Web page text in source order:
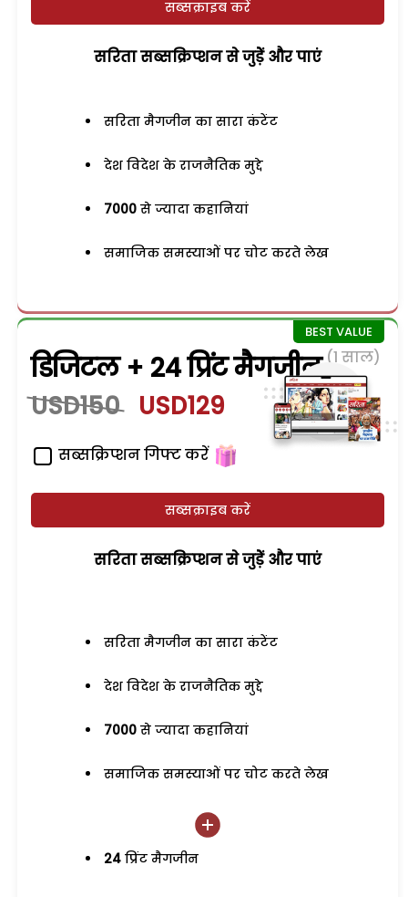
सब्सक्राइब करें
सरिता सब्सक्रिप्शन से जुड़ेें और पाएं
सरिता मैगजीन का सारा कंटेंट
देश विदेश के राजनैतिक मुद्दे
7000 से ज्यादा कहानियां
समाजिक समस्याओं पर चोट करते लेख
डिजिटल + 24 प्रिंट मैगजीन (1 साल)
USD150 USD129
सब्सक्रिप्शन गिफ्ट करें
सब्सक्राइब करें
सरिता सब्सक्रिप्शन से जुड़ेें और पाएं
सरिता मैगजीन का सारा कंटेंट
देश विदेश के राजनैतिक मुद्दे
7000 से ज्यादा कहानियां
समाजिक समस्याओं पर चोट करते लेख
24 प्रिंट मैगजीन